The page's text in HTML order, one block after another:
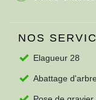
NOS
Elagueur 28
Abattage